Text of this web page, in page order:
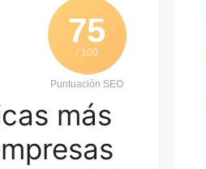
75
/ 100
Puntuación SEO
más